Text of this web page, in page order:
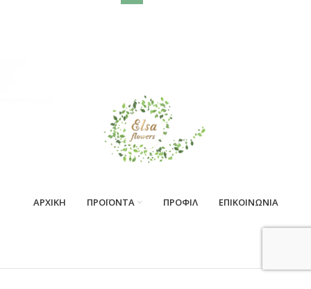
ΑΡΧΙΚΗ ΠΡΟΪΟΝΤΑ ΠΡΟΦΙΛ ΕΠΙΚΟΙΝΩΝΙΑ